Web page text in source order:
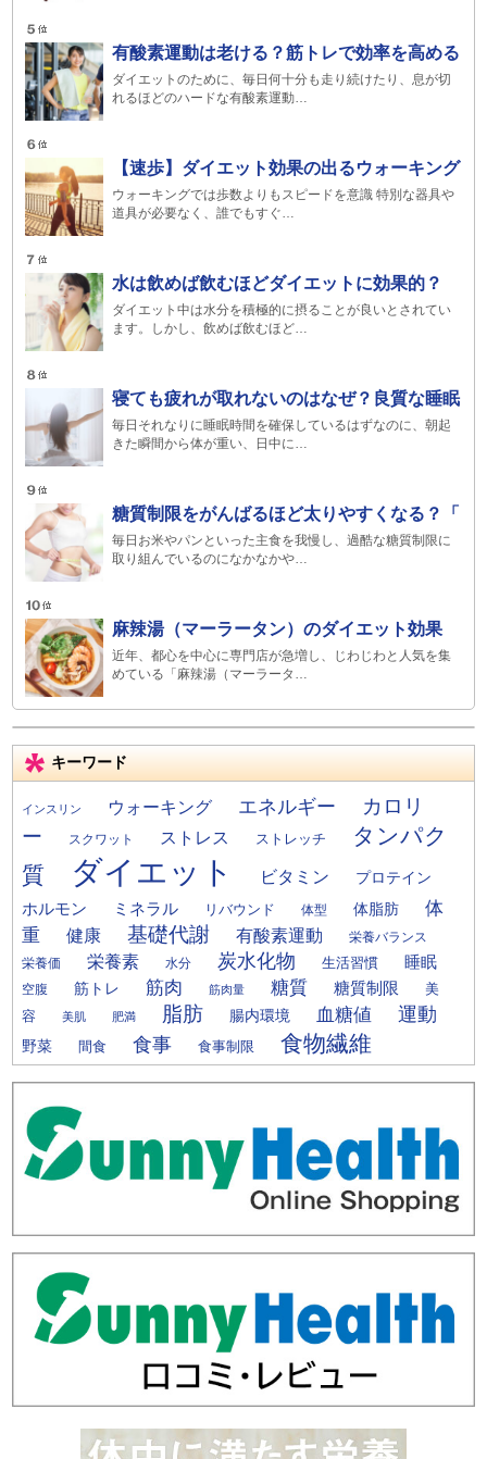
有酸素運動は老ける？筋トレで効率を高める
ダイエットのために、毎日何十分も走り続けたり、息が切
れるほどのハードな有酸素運動…
【速歩】ダイエット効果の出るウォーキング
ウォーキングでは歩数よりもスピードを意識 特別な器具や
道具が必要なく、誰でもすぐ…
水は飲めば飲むほどダイエットに効果的？
ダイエット中は水分を積極的に摂ることが良いとされてい
ます。しかし、飲めば飲むほど…
寝ても疲れが取れないのはなぜ？良質な睡眠
毎日それなりに睡眠時間を確保しているはずなのに、朝起
きた瞬間から体が重い、日中に…
糖質制限をがんばるほど太りやすくなる？「
毎日お米やパンといった主食を我慢し、過酷な糖質制限に
取り組んでいるのになかなかや…
麻辣湯（マーラータン）のダイエット効果
近年、都心を中心に専門店が急増し、じわじわと人気を集
めている「麻辣湯（マーラータ…
キーワード
インスリン ウォーキング エネルギー
カロリ
ー
スクワット ストレス ストレッチ
タンパク
質
ダイエット ビタミン プロテイン
ホルモン ミネラル リバウンド 体型 体脂肪
体
重
健康 基礎代謝 有酸素運動 栄養バランス
栄養価 栄養素 水分 炭水化物 生活習慣 睡眠
空腹 筋トレ 筋肉 筋肉量 糖質 糖質制限
美
容
美肌 肥満 脂肪 腸内環境 血糖値 運動
野菜 間食 食事 食事制限 食物繊維